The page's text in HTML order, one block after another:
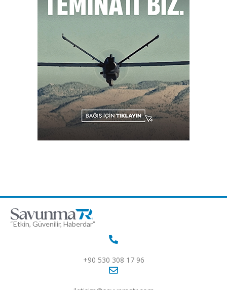
“Etkin, Güvenilir, Haberdar”
+90 530 308 17 96